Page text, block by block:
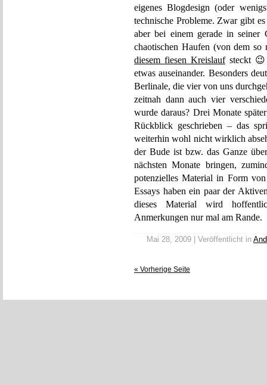
eigenes Blogdesign (oder
technische Probleme. Zwar gibt
aber bei einem gerade in seiner
chaotischen Haufen (von dem
diesem fiesen Kreislaufsteckt 😉
etwas auseinander. Besonders
Berlinale, die vier von uns
zeitnah dann auch vier
wurde daraus? Drei Monate
Rückblick geschrieben – das
weiterhin wohl nicht wirklich
der Bude ist bzw. das Ganze
nächsten Monate bringen,
potenzielles Material in Form
Essays haben ein paar der
dieses Material wird
Anmerkungen nur mal am Rande.
Mai 28, 2009 | Veröffentlicht in
« Vorherige Seite